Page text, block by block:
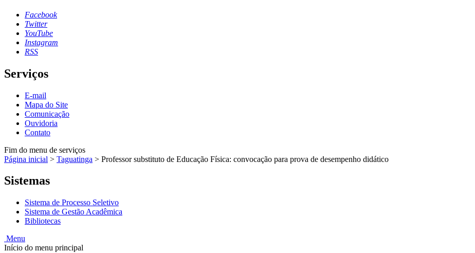
Facebook
Twitter
YouTube
Instagram
RSS
Serviços
E-mail
Mapa do Site
Comunicação
Ouvidoria
Contato
Fim do menu de serviços
Página inicial > Taguatinga > Professor substituto de Educação Física: convocação para prova de desempenho didático
Sistemas
Sistema de Processo Seletivo
Sistema de Gestão Acadêmica
Bibliotecas
Menu
Início do menu principal